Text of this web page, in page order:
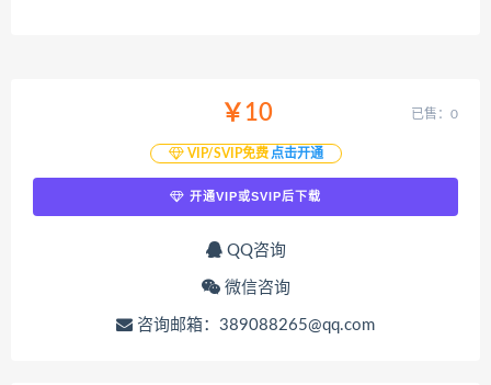
￥10
VIP/SVIP免费 点击开通
已售：0
开通VIP或SVIP后下载
QQ咨询
微信咨询
咨询邮箱：389088265@qq.com